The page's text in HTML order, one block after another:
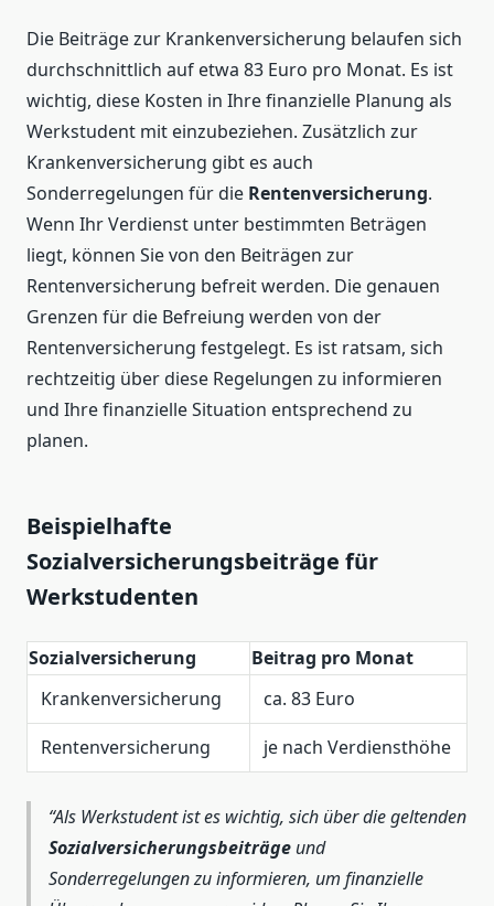
Die Beiträge zur Krankenversicherung belaufen sich
durchschnittlich auf etwa 83 Euro pro Monat. Es ist
wichtig, diese Kosten in Ihre finanzielle Planung als
Werkstudent mit einzubeziehen. Zusätzlich zur
Krankenversicherung gibt es auch
Sonderregelungen für die Rentenversicherung.
Wenn Ihr Verdienst unter bestimmten Beträgen
liegt, können Sie von den Beiträgen zur
Rentenversicherung befreit werden. Die genauen
Grenzen für die Befreiung werden von der
Rentenversicherung festgelegt. Es ist ratsam, sich
rechtzeitig über diese Regelungen zu informieren
und Ihre finanzielle Situation entsprechend zu
planen.
Beispielhafte
Sozialversicherungsbeiträge für
Werkstudenten
Sozialversicherung
Beitrag pro Monat
Krankenversicherung
ca. 83 Euro
Rentenversicherung
je nach Verdiensthöhe
Als Werkstudent ist es wichtig, sich über die geltenden
Sozialversicherungsbeiträge und
Sonderregelungen zu informieren, um finanzielle